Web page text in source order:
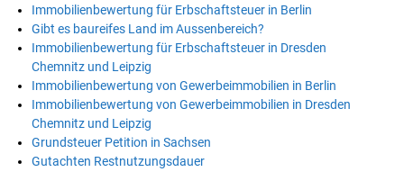
Immobilienbewertung für Erbschaftsteuer in Berlin
Gibt es baureifes Land im Aussenbereich?
Immobilienbewertung für Erbschaftsteuer in Dresden
Chemnitz und Leipzig
Immobilienbewertung von Gewerbeimmobilien in Berlin
Immobilienbewertung von Gewerbeimmobilien in Dresden
Chemnitz und Leipzig
Grundsteuer Petition in Sachsen
Gutachten Restnutzungsdauer